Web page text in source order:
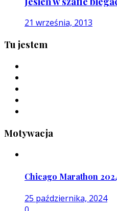
21 września, 2013
Tu jestem
Motywacja
Chicago Marathon
25 października, 2024